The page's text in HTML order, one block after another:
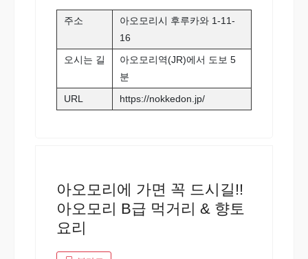
주소
아오모리시 후루카와 1-11-
16
오시는 길
아오모리역(JR)에서 도보 5
분
URL
https://nokkedon.jp/
아오모리에 가면 꼭 드시길!!
아오모리 B급 먹거리 & 향토
요리